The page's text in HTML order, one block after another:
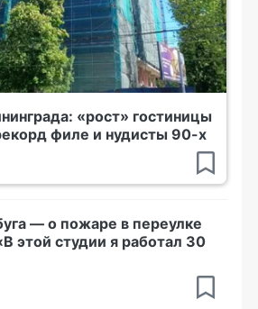
«рост» гостиницы
филе и нудисты 90-х
— о пожаре в переулке
этой студии я работал 30